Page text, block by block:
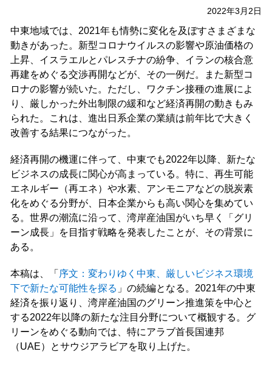
2022年3月2日
中東地域では、2021年も情勢に変化を及ぼすさまざまな
動きがあった。新型コロナウイルスの影響や原油価格の
上昇、イスラエルとパレスチナの紛争、イランの核合意
再建をめぐる交渉再開などが、その一例だ。また新型コ
ロナの影響が続いた。ただし、ワクチン接種の進展によ
り、厳しかった外出制限の緩和など経済再開の動きもみ
られた。これは、進出日系企業の業績は前年比で大きく
改善する結果につながった。
経済再開の機運に伴って、中東でも2022年以降、新たな
ビジネスの成長に関心が高まっている。特に、再生可能
エネルギー（再エネ）や水素、アンモニアなどの脱炭素
化をめぐる分野が、日本企業からも高い関心を集めてい
る。世界の潮流に沿って、湾岸産油国がいち早く「グリ
ーン成長」を目指す戦略を発表したことが、その背景に
ある。
本稿は、「 序文：変わりゆく中東、厳しいビジネス環境
下で新たな可能性を探る 」の続編となる。2021年の中東
経済を振り返り、湾岸産油国のグリーン推進策を中心と
する2022年以降の新たな注目分野について概観する。グ
リーンをめぐる動向では、特にアラブ首長国連邦
（UAE）とサウジアラビアを取り上げた。